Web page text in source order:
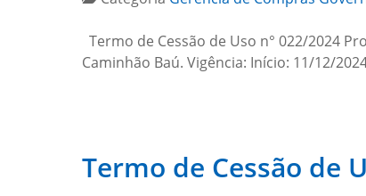
Termo de Cessão de Uso n° 022/2024
Caminhão Baú. Vigência: Início: 11/
Termo de Cessão de